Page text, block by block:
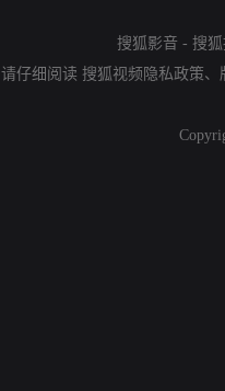
搜狐影音 - 搜
请仔细阅读 搜狐视频隐私政策、